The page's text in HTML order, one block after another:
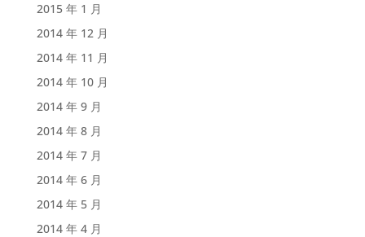
2015 年 1 月
2014 年 12 月
2014 年 11 月
2014 年 10 月
2014 年 9 月
2014 年 8 月
2014 年 7 月
2014 年 6 月
2014 年 5 月
2014 年 4 月